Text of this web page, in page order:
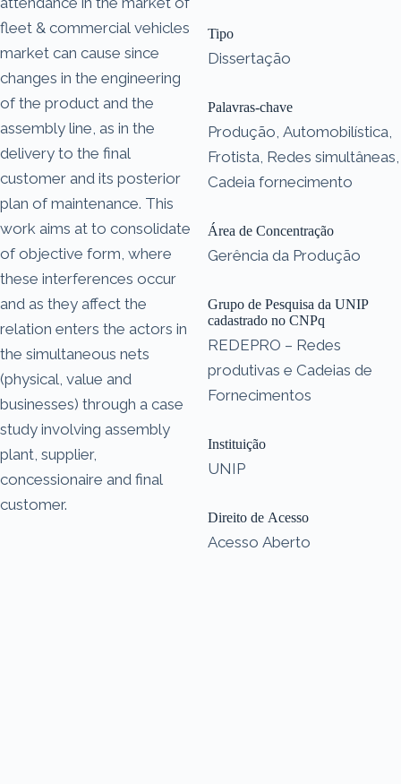
fleet & commercial vehicles
market can cause since
changes in the engineering
of the product and the
assembly line, as in the
delivery to the final
customer and its posterior
plan of maintenance. This
work aims at to consolidate
of objective form, where
these interferences occur
and as they affect the
relation enters the actors in
the simultaneous nets
(physical, value and
businesses) through a case
study involving assembly
plant, supplier,
concessionaire and final
customer.
Tipo
Dissertação
Palavras-chave
Produção, Automobilística,
Frotista, Redes simultâneas,
Cadeia fornecimento
Área de Concentração
Gerência da Produção
Grupo de Pesquisa da UNIP
cadastrado no CNPq
REDEPRO – Redes
produtivas e Cadeias de
Fornecimentos
Instituição
UNIP
Direito de Acesso
Acesso Aberto